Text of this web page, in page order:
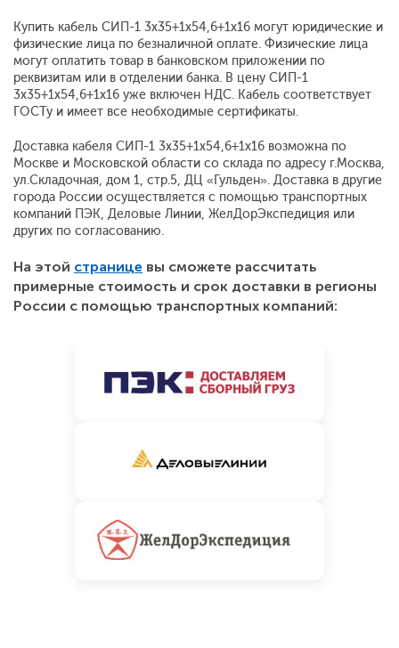
Купить кабель СИП-1 3x35+1x54,6+1x16 могут юридические и
физические лица по безналичной оплате. Физические лица
могут оплатить товар в банковском приложении по
реквизитам или в отделении банка. В цену СИП-1
3x35+1x54,6+1x16 уже включен НДС. Кабель соответствует
ГОСТу и имеет все необходимые сертификаты.
Доставка кабеля СИП-1 3x35+1x54,6+1x16 возможна по
Москве и Московской области со склада по адресу г.Москва,
ул.Складочная, дом 1, стр.5, ДЦ «Гульден». Доставка в другие
города России осуществляется с помощью транспортных
компаний ПЭК, Деловые Линии, ЖелДорЭкспедиция или
других по согласованию.
На этой странице вы сможете рассчитать
примерные стоимость и срок доставки в регионы
России с помощью транспортных компаний: